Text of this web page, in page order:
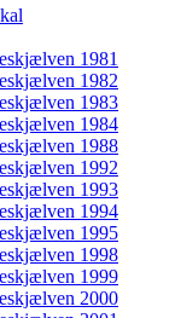
1981
1982
1983
1984
1988
1992
1993
1994
1995
1998
1999
2000